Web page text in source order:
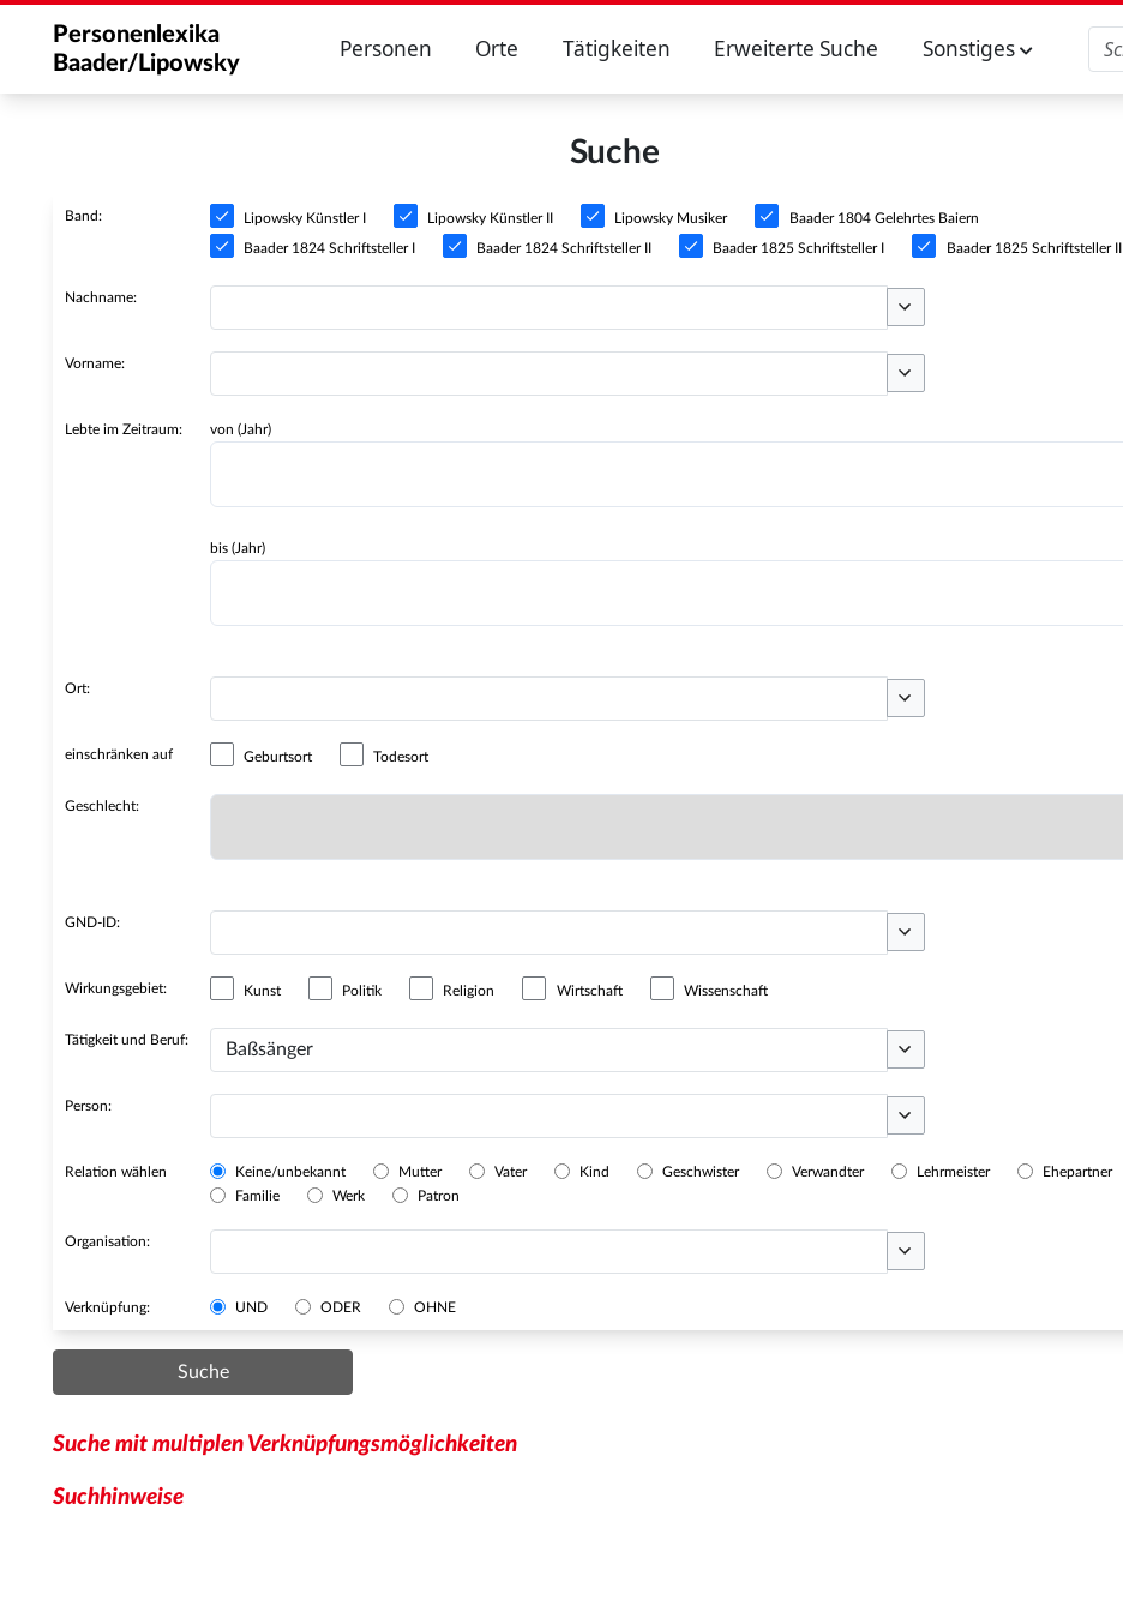
Personenlexika
Baader/Lipowsky
Personen Orte Tätigkeiten Erweiterte Suche Sonstiges
Suche
Band: Lipowsky Künstler I Lipowsky Künstler II Lipowsky Musiker Baader 1804 Gelehrtes Baiern
Baader 1824 Schriftsteller I Baader 1824 Schriftsteller II Baader 1825 Schriftsteller I Baader 1825 Schriftsteller II
Nachname:
Optionen umschalten
Vorname:
Optionen umschalten
Lebte im Zeitraum: von (Jahr)
bis (Jahr)
Ort:
Optionen umschalten
einschränken auf Geburtsort Todesort
Geschlecht:
GND-ID:
Optionen umschalten
Wirkungsgebiet: Kunst Politik Religion Wirtschaft Wissenschaft
Tätigkeit und Beruf:
Optionen umschalten
Person:
Optionen umschalten
Relation wählen Keine/unbekannt Mutter Vater Kind Geschwister Verwandter Lehrmeister
Ehepartner
Familie
Werk Patron
Organisation:
Optionen umschalten
Verknüpfung: UND ODER OHNE
Suche
Suche mit multiplen Verknüpfungsmöglichkeiten
Suchhinweise